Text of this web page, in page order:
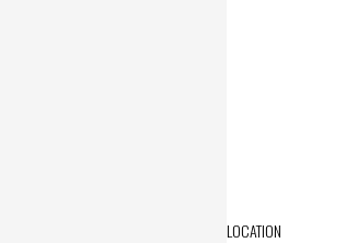
LOCATION